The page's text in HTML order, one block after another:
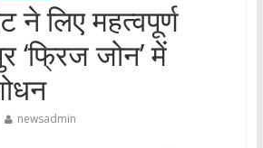
ने लिए महत्वपूर्ण
‘फ्रिज जोन’ में
newsadmin